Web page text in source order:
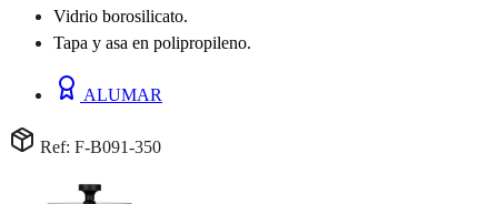
Vidrio borosilicato.
Tapa y asa en polipropileno.
ALUMAR
Ref: F-B091-350